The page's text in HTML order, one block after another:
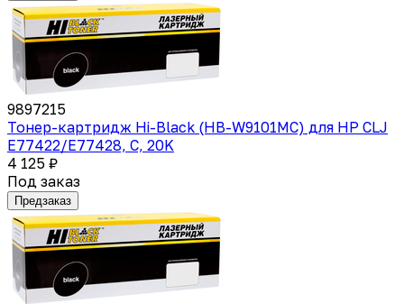
9897215
Тонер-картридж Hi-Black (HB-W9101MC) для HP CLJ
E77422/E77428, C, 20K
4 125 ₽
Под заказ
Предзаказ